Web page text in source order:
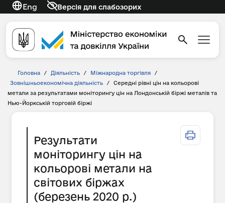
Eng Версія для слабозорих
Головна / Діяльність / Міжнародна торгівля
/
Зовнішньоекономічна діяльність
/
Середні рівні цін на кольорові
метали за результатами моніторингу цін на Лондонській біржі металів та
Нью-Йоркській торговій біржі
Результати
моніторингу цін на
кольорові метали на
світових біржах
(березень 2020 р.)